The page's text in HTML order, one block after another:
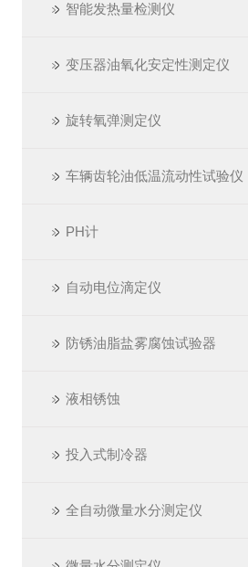
智能发热量检测仪
变压器油氧化安定性测定仪
旋转氧弹测定仪
车辆齿轮油低温流动性试验仪
PH计
自动电位滴定仪
防锈油脂盐雾腐蚀试验器
液相锈蚀
投入式制冷器
全自动微量水分测定仪